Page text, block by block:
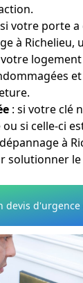
votre porte
à Richelieu,
: si votre clé
si celle-ci
à
solutionner
devis